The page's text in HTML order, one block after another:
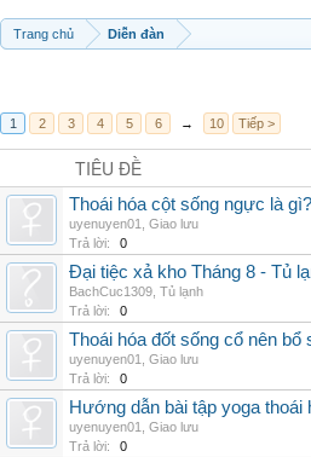
Trang chủ Diễn đàn
1 2 3 4 5 6 → 10 Tiếp >
TIÊU ĐỀ
Thoái hóa cột sống ngực là
uyenuyen01
Giao lưu
Trả lời:
0
Đại tiệc xả kho Tháng 8 - Tủ
BachCuc1309 Tủ lạnh
Trả lời:
0
Thoái hóa đốt sống cổ nên
uyenuyen01
Giao lưu
Trả lời:
0
Hướng dẫn bài tập yoga thoái
uyenuyen01
Giao lưu
Trả lời:
0